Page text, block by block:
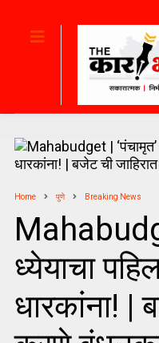
Home पुणे Breaking News
ध्येयाचा
धारकांना! |